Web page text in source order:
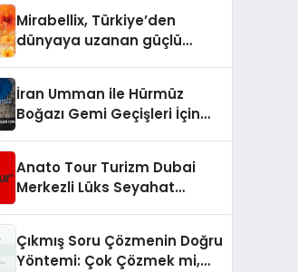
Mirabellix, Türkiye’den
dünyaya uzanan güçlü
İran Umman ile Hürmüz
Boğazı Gemi Geçişleri İçin
Anato Tour Turizm Dubai
Merkezli Lüks Seyahat
Çıkmış Soru Çözmenin Doğru
Yöntemi: Çok Çözmek mi,